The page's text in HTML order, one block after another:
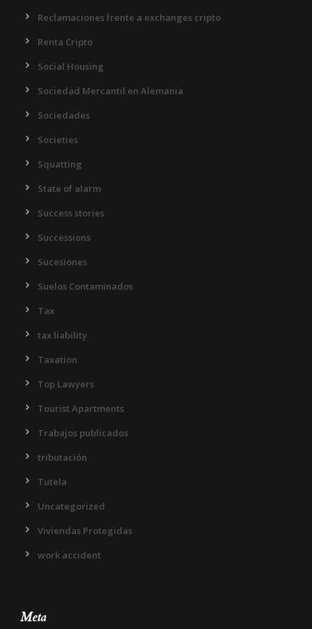
Reclamaciones frente a exchanges cripto
Renta Cripto
Social Housing
Sociedad Mercantil en Alemania
Sociedades
Societies
Squatting
State of alarm
Success stories
Successions
Sucesiones
Suelos Contaminados
Tax
tax liability
Taxation
Top Lawyers
Tourist Apartments
Trabajos publicados
tributación
Tutela
Uncategorized
Viviendas Protegidas
work accident
Meta